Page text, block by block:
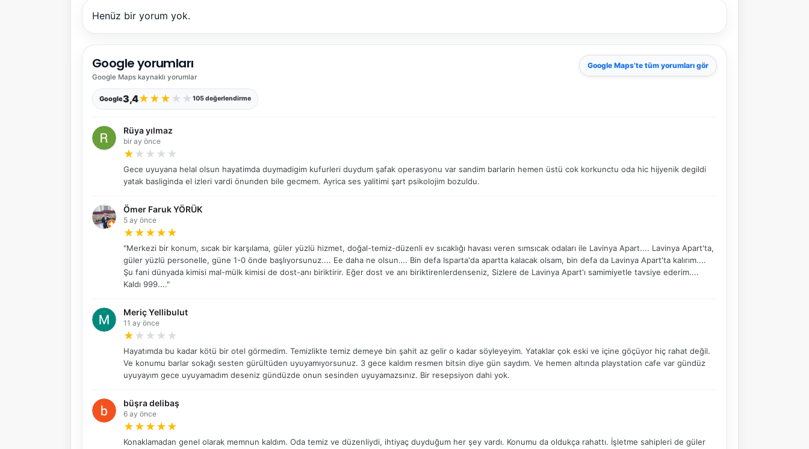
Henüz bir yorum yok.
Google yorumları
Google Maps kaynaklı yorumlar
Google Maps’te tüm yorumları gör
Google3,4★ ★ ★ ★ ★ 105 değerlendirme
Rüya yılmaz
bir ay önce
★ ★ ★ ★ ★
Gece uyuyana helal olsun hayatimda duymadigim kufurleri duydum şafak operasyonu var sandim barlarin hemen üstü cok korkunctu oda hic hijyenik degildi
yatak basliginda el izleri vardi önunden bile gecmem. Ayrica ses yalitimi şart psikolojim bozuldu.
Ömer Faruk YÖRÜK
5 ay önce
★ ★ ★ ★ ★
"Merkezi bir konum, sıcak bir karşılama, güler yüzlü hizmet, doğal-temiz-düzenli ev sıcaklığı havası veren sımsıcak odaları ile Lavinya Apart.... Lavinya Apart'ta,
güler yüzlü personelle, güne 1-0 önde başlıyorsunuz.... Ee daha ne olsun…. Bin defa Isparta'da apartta kalacak olsam, bin defa da Lavinya Apart'ta kalırım....
Şu fani dünyada kimisi mal-mülk kimisi de dost-anı biriktirir. Eğer dost ve anı biriktirenlerdenseniz, Sizlere de Lavinya Apart'ı samimiyetle tavsiye ederim....
Kaldı 999...."
Meriç Yellibulut
11 ay önce
★ ★ ★ ★ ★
Hayatımda bu kadar kötü bir otel görmedim. Temizlikte temiz demeye bin şahit az gelir o kadar söyleyeyim. Yataklar çok eski ve içine göçüyor hiç rahat değil.
Ve konumu barlar sokağı sesten gürültüden uyuyamıyorsunuz. 3 gece kaldım resmen bitsin diye gün saydım. Ve hemen altında playstation cafe var gündüz
uyuyayım gece uyuyamadım deseniz gündüzde onun sesinden uyuyamazsınız. Bir resepsiyon dahi yok.
büşra delibaş
6 ay önce
★ ★ ★ ★ ★
Konaklamadan genel olarak memnun kaldım. Oda temiz ve düzenliydi, ihtiyaç duyduğum her şey vardı. Konumu da oldukça rahattı. İşletme sahipleri de güler